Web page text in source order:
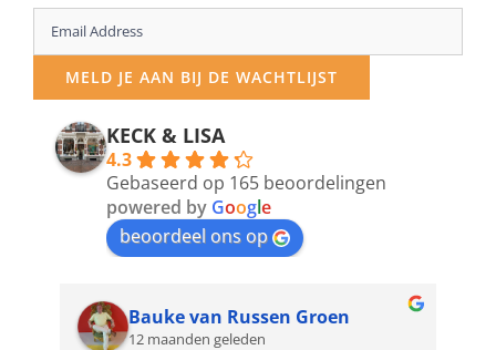
Enter
your
email
address
MELD JE AAN BIJ DE WACHTLIJST
KECK & LISA
4.3
Gebaseerd op 165 beoordelingen
powered by Google
beoordeel ons op
Bauke van Russen Groen
12 maanden geleden